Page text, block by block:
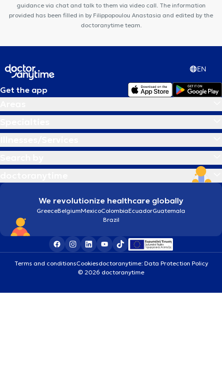
guidance via chat and talk to them via video call. The information
provided has been filled in by Filippopoulou Anastasia and edited by the
doctoranytime team.
EN
Get the app
We revolutionize healthcare globally
GreeceBelgiumMexicoColombiaEcuadorGuatemala
Brazil
Terms and conditionsCookiesdoctoranytime: Data Protection Policy
© 2026 doctoranytime